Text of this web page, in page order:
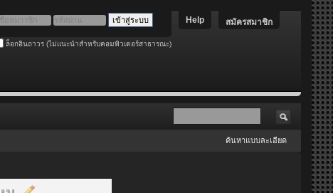
สมัครสมาชิก
Help
ล็อกอินถาวร (ไม่แนะนำสำหรับคอมพิวเตอร์สาธารณะ)
ค้นหาแบบละเอียด